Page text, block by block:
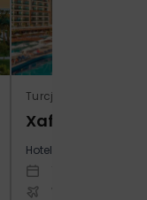
Turcja / Riwiera
Xafira Deluxe
Hotel:
Warszawa -